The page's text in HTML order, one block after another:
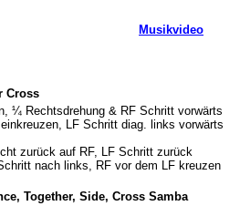
Musikvideo
Cross
¼ Rechtsdrehung & RF Schritt vorwärts
LF Schritt diag. links vorwärts
zurück auf RF, LF Schritt zurück
nach links, RF vor dem LF kreuzen
Together, Side, Cross Samba